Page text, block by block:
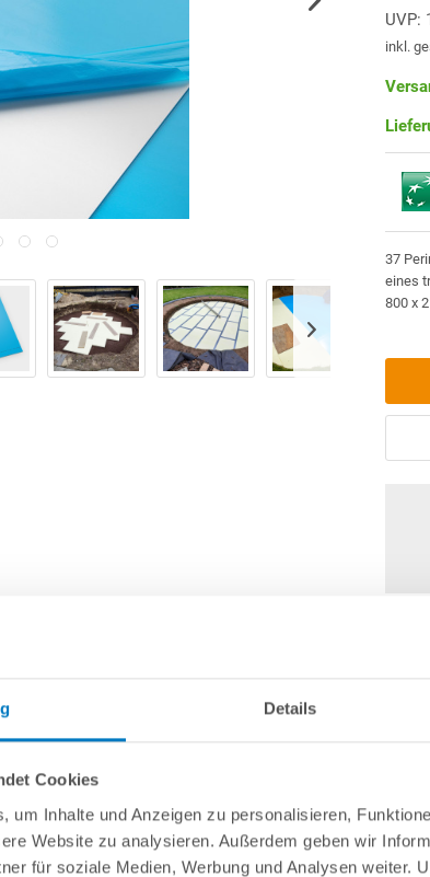
Details
Cookies
um Inhalte und Anzeigen zu personalisieren,
Website zu analysieren. Außerdem geben wir
für soziale Medien, Werbung und Analysen weiter.
UVP:
inkl.
37
eines
800 x
(Hartschaum- und Vinylplatten) für
Sie mühelos und kostengünstig den Untergrund für
ein Maß von jeweils 100 x 50 x 5 cm, verfügen über